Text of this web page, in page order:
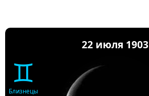
22 июля 1903
♊
Близнецы